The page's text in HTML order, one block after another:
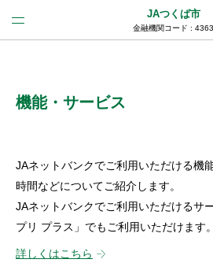
JAつくば市
金融機関コード : 4363
(法人JAネットバンク)
JAネットバンクトップ
メリット
機能・サービス
JAネットバンクでご利用いただける機
時間などについてご紹介します。
JAネットバンクでご利用いただけるサ
プリ プラス」でもご利用いただけます。
詳しくはこちら